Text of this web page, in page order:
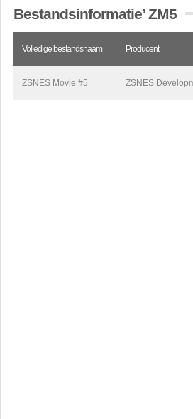
Bestandsinformatie’ ZM5
Volledige bestandsnaam Producent
ZSNES Movie #5 ZSNES